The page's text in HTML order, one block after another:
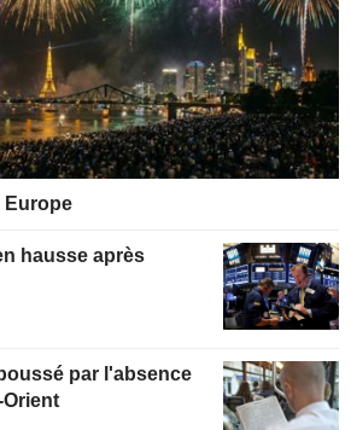
Europe
hausse après
par l'absence